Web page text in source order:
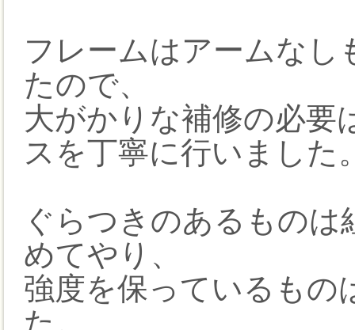
フレームはアームなし
たので、
大がかりな補修の必要
スを丁寧に行いました
ぐらつきのあるもの
めてやり、
強度を保っているもの
た。